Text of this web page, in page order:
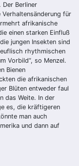
. Der Berliner
für
afrikanische
einen starken Einfluß
jungen Insekten sind
rhythmischen
Vorbild“, so Menzel.
Bienen
die afrikanischen
Blüten entweder faul
das Weite. In der
es, die kräftigeren
man auch
und dann auf